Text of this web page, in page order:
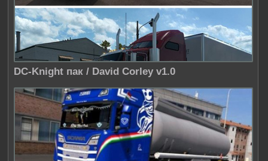
DC-Knight пак / David Corley v1.0